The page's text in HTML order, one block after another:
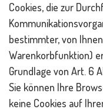
Cookies, die zur
bestimmter, von
Warenkorbfunktion)
Grundlage von Art. 6
Sie können Ihre
keine Cookies auf